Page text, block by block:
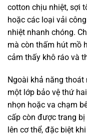
cotton chịu nhiệt, sợi
hoặc các loại vải
nhiệt nhanh chóng.
mà còn thấm hút mồ
cảm thấy khô ráo và
Ngoài khả năng
một lớp bảo vệ thứ
nhọn hoặc va chạm
cấp còn được trang
lên cơ thể, đặc biệt